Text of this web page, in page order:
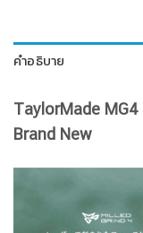
คำอธิบาย
TaylorMade MG4
Brand New